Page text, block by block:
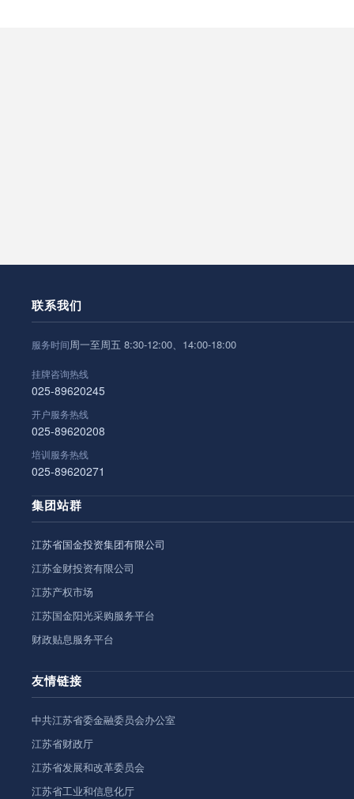
联系我们
服务时间周一至周五 8:30-12:00、14:00-18:00
挂牌咨询热线
025-89620245
开户服务热线
025-89620208
培训服务热线
025-89620271
集团站群
江苏省国金投资集团有限公司
江苏金财投资有限公司
江苏产权市场
江苏国金阳光采购服务平台
财政贴息服务平台
友情链接
中共江苏省委金融委员会办公室
江苏省财政厅
江苏省发展和改革委员会
江苏省工业和信息化厅